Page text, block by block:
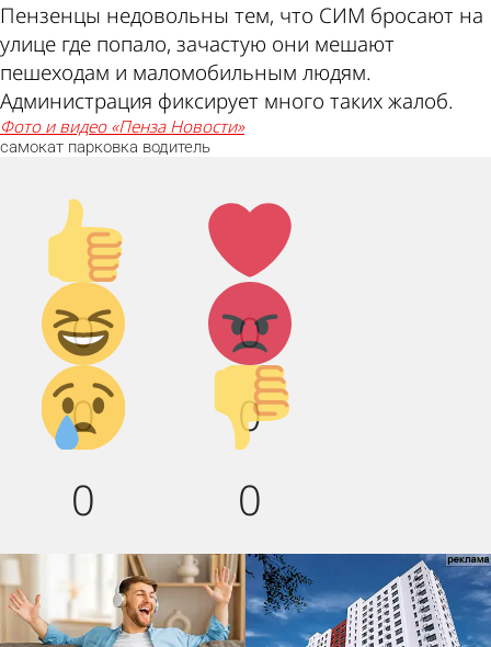
Пензенцы недовольны тем, что СИМ бросают на
улице где попало, зачастую они мешают
пешеходам и маломобильным людям.
Администрация фиксирует много таких жалоб.
фото и видео «Пенза Новости»
самокат парковка водитель
Палец
вверх!
0
Лайк!
0
Дикий
смех!
0
Агрессия!
0
Грусть :(
0
Палец
вниз!
0